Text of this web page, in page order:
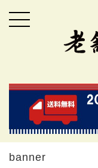
banner